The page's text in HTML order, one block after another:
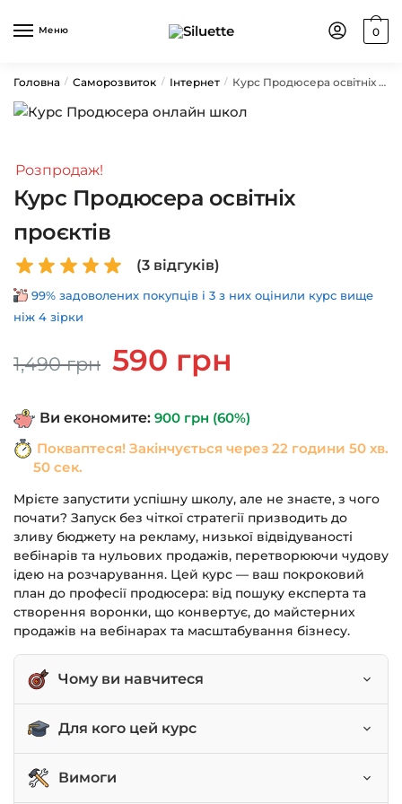
Меню 0
Головна / Саморозвиток / Інтернет / Курс Продюсера освітніх проєктів
Розпродаж!
Курс Продюсера освітніх
проєктів
(3відгуків)
99% задоволених покупців і 3 з них оцінили курс вище
ніж 4 зірки
1,490грн
Оригінальна
ціна:
590 грн
Ви економите: 900 грн (60%)
Покваптеся! Закінчується через 22 години 50 хв.
49 сек.
Мрієте запустити успішну школу, але не знаєте, з чого
почати? Запуск без чіткої стратегії призводить до
зливу бюджету на рекламу, низької відвідуваності
вебінарів та нульових продажів, перетворюючи чудову
ідею на розчарування. Цей курс — ваш покроковий
план до професії продюсера: від пошуку експерта та
створення воронки, що конвертує, до майстерних
продажів на вебінарах та масштабування бізнесу.
Чому ви навчитеся
Аналізувати ринок та створювати
Будувати автоматизовані воронки для
Для кого цей курс
Продюсери-початківці, які хочуть отримати
Вимоги